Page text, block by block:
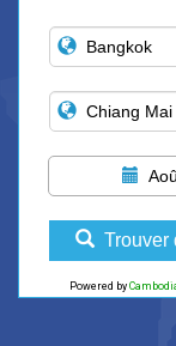
Trouver
Powered by